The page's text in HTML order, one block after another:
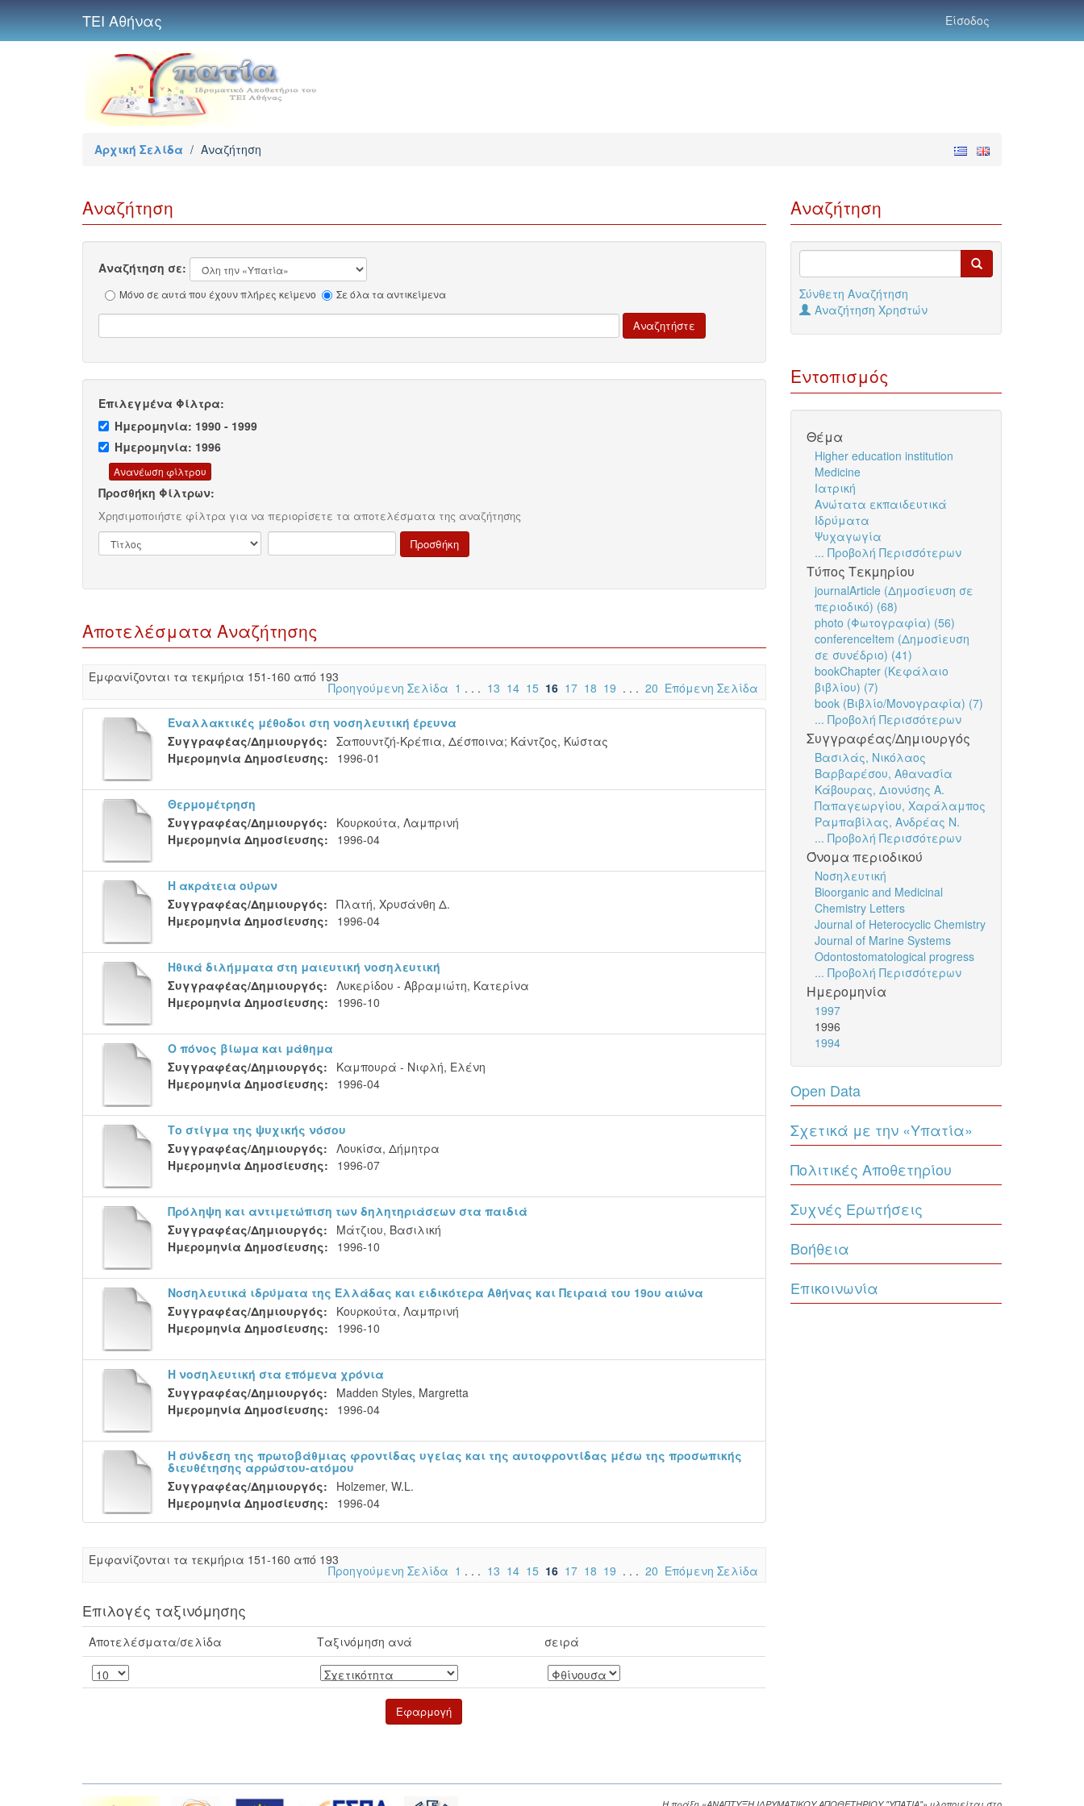
ΤΕΙ Αθήνας Είσοδος
Αρχική Σελίδα / Αναζήτηση
Αναζήτηση
Αναζήτηση σε:
Μόνο σε αυτά που έχουν πλήρες κείμενο Σε όλα τα αντικείμενα
Επιλεγμένα Φίλτρα:
Ημερομηνία: 1990 - 1999
Ημερομηνία: 1996
Προσθήκη Φίλτρων:
Χρησιμοποιήστε φίλτρα για να περιορίσετε τα αποτελέσματα της αναζήτησης
Αποτελέσματα Αναζήτησης
Eμφανίζονται τα τεκμήρια 151-160 από 193
Προηγούμενη Σελίδα 1 . . . 13 14 15 16 17 18 19 . . . 20 Επόμενη Σελίδα
Εναλλακτικές μέθοδοι στη νοσηλευτική έρευνα
Συγγραφέας/Δημιουργός: Σαπουντζή-Κρέπια, Δέσποινα; Κάντζος, Κώστας
Ημερομηνία Δημοσίευσης:
1996-01
Θερμομέτρηση
Συγγραφέας/Δημιουργός:
Κουρκούτα, Λαμπρινή
Ημερομηνία Δημοσίευσης:
1996-04
Η ακράτεια ούρων
Συγγραφέας/Δημιουργός: Πλατή, Χρυσάνθη Δ.
Ημερομηνία Δημοσίευσης:
1996-04
Ηθικά διλήμματα στη μαιευτική νοσηλευτική
Συγγραφέας/Δημιουργός: Λυκερίδου - Αβραμιώτη, Κατερίνα
Ημερομηνία Δημοσίευσης:
1996-10
Ο πόνος βίωμα και μάθημα
Συγγραφέας/Δημιουργός:
Καμπουρά - Νιφλή, Ελένη
Ημερομηνία Δημοσίευσης:
1996-04
Το στίγμα της ψυχικής νόσου
Συγγραφέας/Δημιουργός: Λουκίσα, Δήμητρα
Ημερομηνία Δημοσίευσης:
1996-07
Πρόληψη και αντιμετώπιση των δηλητηριάσεων στα παιδιά
Συγγραφέας/Δημιουργός:
Μάτζιου, Βασιλική
Ημερομηνία Δημοσίευσης:
1996-10
Νοσηλευτικά ιδρύματα της Ελλάδας και ειδικότερα Αθήνας και Πειραιά του 19ου αιώνα
Συγγραφέας/Δημιουργός:
Κουρκούτα, Λαμπρινή
Ημερομηνία Δημοσίευσης:
1996-10
Η νοσηλευτική στα επόμενα χρόνια
Συγγραφέας/Δημιουργός:
Madden Styles, Margretta
Ημερομηνία Δημοσίευσης:
1996-04
Η σύνδεση της πρωτοβάθμιας φροντίδας υγείας και της αυτοφροντίδας μέσω της προσωπικής
διευθέτησης αρρώστου-ατόμου
Συγγραφέας/Δημιουργός:
Holzemer, W.L.
Ημερομηνία Δημοσίευσης:
1996-04
Eμφανίζονται τα τεκμήρια 151-160 από 193
Προηγούμενη Σελίδα 1 . . . 13 14 15 16 17 18 19 . . . 20 Επόμενη Σελίδα
Επιλογές ταξινόμησης
Αποτελέσματα/σελίδα Ταξινόμηση ανά σειρά
Αναζήτηση
Σύνθετη Αναζήτηση
Αναζήτηση Χρηστών
Εντοπισμός
Θέμα
Higher education institution
Medicine
Ιατρική
Ανώτατα εκπαιδευτικά
Ιδρύματα
Ψυχαγωγία
... Προβολή Περισσότερων
Τύπος Τεκμηρίου
journalArticle (Δημοσίευση σε
περιοδικό) (68)
photo (Φωτογραφία) (56)
conferenceItem (Δημοσίευση
σε συνέδριο) (41)
bookChapter (Κεφάλαιο
βιβλίου) (7)
book (Βιβλίο/Μονογραφία) (7)
... Προβολή Περισσότερων
Συγγραφέας/Δημιουργός
Βασιλάς, Νικόλαος
Βαρβαρέσου, Αθανασία
Κάβουρας, Διονύσης Α.
Παπαγεωργίου, Χαράλαμπος
Ραμπαβίλας, Ανδρέας Ν.
... Προβολή Περισσότερων
Όνομα περιοδικού
Νοσηλευτική
Bioorganic and Medicinal
Chemistry Letters
Journal of Heterocyclic Chemistry
Journal of Marine Systems
Odontostomatological progress
... Προβολή Περισσότερων
Ημερομηνία
1997
1996
1994
Open Data
Σχετικά με την «Υπατία»
Πολιτικές Αποθετηρίου
Συχνές Ερωτήσεις
Βοήθεια
Επικοινωνία